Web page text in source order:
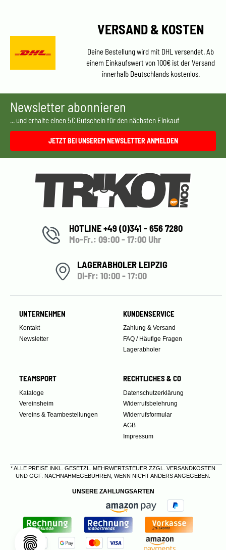
VERSAND & KOSTEN
Deine Bestellung wird mit DHL versendet. Ab
einem Einkaufswert von 100€ ist der Versand
innerhalb Deutschlands kostenlos.
Newsletter abonnieren
... und erhalte einen 5€ Gutschein für den nächsten Einkauf
JETZT BEI UNSEREM NEWSLETTER ANMELDEN
HOTLINE +49 (0)341 - 656 7280
Mo-Fr.: 09:00 - 17:00 Uhr
LAGERABHOLER LEIPZIG
Di-Fr: 10:00 - 17:00
UNTERNEHMEN
Kontakt
Newsletter
KUNDENSERVICE
Zahlung & Versand
FAQ / Häufige Fragen
Lagerabholer
TEAMSPORT
Kataloge
Vereinsheim
Vereins & Teambestellungen
RECHTLICHES & CO
Datenschutzerklärung
Widerrufsbelehrung
Widerrufsformular
AGB
Impressum
* ALLE PREISE INKL. GESETZL. MEHRWERTSTEUER ZZGL. VERSANDKOSTEN
UND GGF. NACHNAHMEGEBÜHREN, WENN NICHT ANDERS ANGEGEBEN.
UNSERE ZAHLUNGSARTEN